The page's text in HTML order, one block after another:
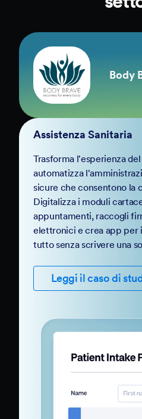
Assistenza Sanitaria
automatizza
sicure che consentono la
Digitalizza i moduli
appuntamenti, raccogli
elettronici e crea app per
tutto senza scrivere una
Leggi il caso di